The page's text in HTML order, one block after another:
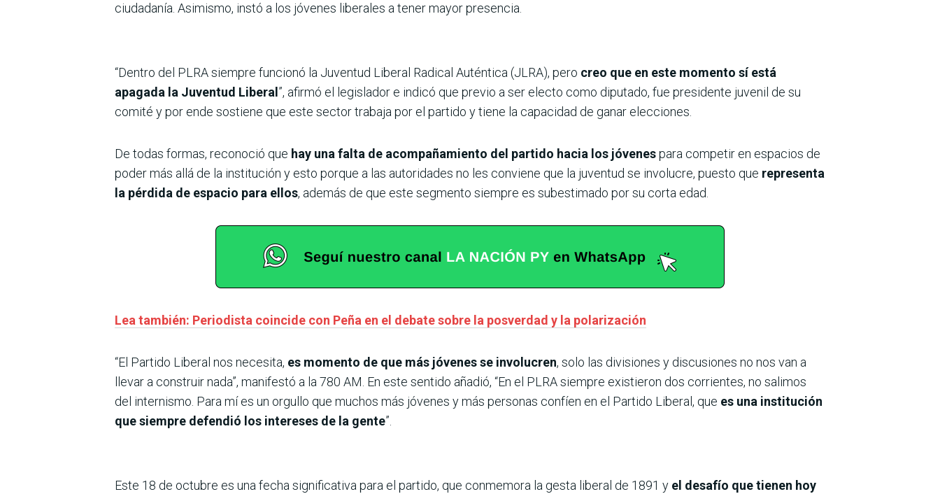
ciudadanía. Asimismo, instó a los jóvenes liberales a tener mayor presencia.
“Dentro del PLRA siempre funcionó la Juventud Liberal Radical Auténtica (JLRA), pero creo que en este momento sí está
apagada la Juventud Liberal ”, afirmó el legislador e indicó que previo a ser electo como diputado, fue presidente juvenil de su
comité y por ende sostiene que este sector trabaja por el partido y tiene la capacidad de ganar elecciones.
De todas formas, reconoció que hay una falta de acompañamiento del partido hacia los jóvenespara competir en espacios de
poder más allá de la institución y esto porque a las autoridades no les conviene que la juventud se involucre, puesto que representa
la pérdida de espacio para ellos, además de que este segmento siempre es subestimado por su corta edad.
Lea también: Periodista coincide con Peña en el debate sobre la posverdad y la polarización
“El Partido Liberal nos necesita, es momento de que más jóvenes se involucren, solo las divisiones y discusiones no nos van a
llevar a construir nada”, manifestó a la 780 AM. En este sentido añadió, “En el PLRA siempre existieron dos corrientes, no salimos
del internismo. Para mí es un orgullo que muchos más jóvenes y más personas confíen en el Partido Liberal, que es una institución
que siempre defendió los intereses de la gente”.
Este 18 de octubre es una fecha significativa para el partido, que conmemora la gesta liberal de 1891 y el desafío que tienen hoy